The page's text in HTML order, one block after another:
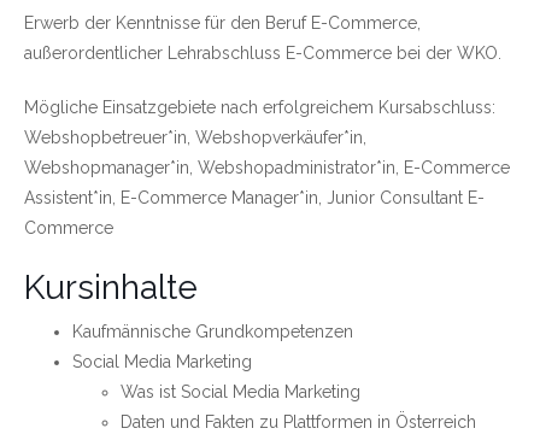
Erwerb der Kenntnisse für den Beruf E-Commerce,
außerordentlicher Lehrabschluss E-Commerce bei der WKO.
Mögliche Einsatzgebiete nach erfolgreichem Kursabschluss:
Webshopbetreuer*in, Webshopverkäufer*in,
Webshopmanager*in, Webshopadministrator*in, E-Commerce
Assistent*in, E-Commerce Manager*in, Junior Consultant E-
Commerce
Kursinhalte
Kaufmännische Grundkompetenzen
Social Media Marketing
Was ist Social Media Marketing
Daten und Fakten zu Plattformen in Österreich